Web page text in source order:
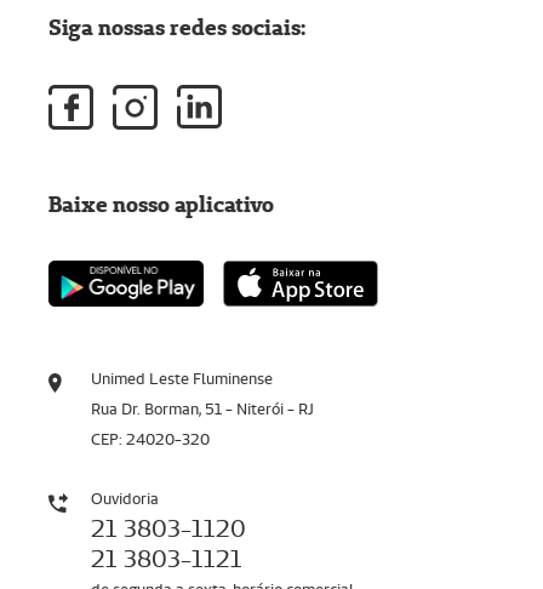
Unimed Leste Fluminense
Rua Dr. Borman, 51 - Niterói - RJ
CEP: 24020-320
Ouvidoria
21 3803-1120
21 3803-1121
Siga nossas redes sociais:
Baixe nosso aplicativo